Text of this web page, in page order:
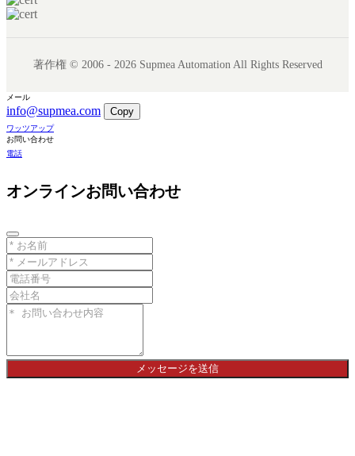
著作権 © 2006 - 2026 Supmea Automation All Rights Reserved
メール
info@supmea.com Copy
ワッツアップ
お問い合わせ
電話
オンラインお問い合わせ
メッセージを送信